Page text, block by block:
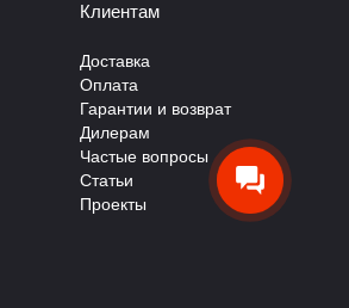
Клиентам
Доставка
Оплата
Гарантии и возврат
Дилерам
Частые вопросы
Статьи
Проекты